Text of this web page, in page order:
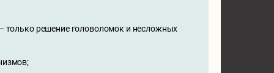
только решение головоломок и несложных